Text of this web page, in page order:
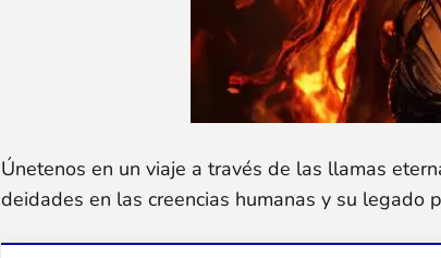
Únetenos en un viaje a través de las llamas
deidades en las creencias humanas y su legado